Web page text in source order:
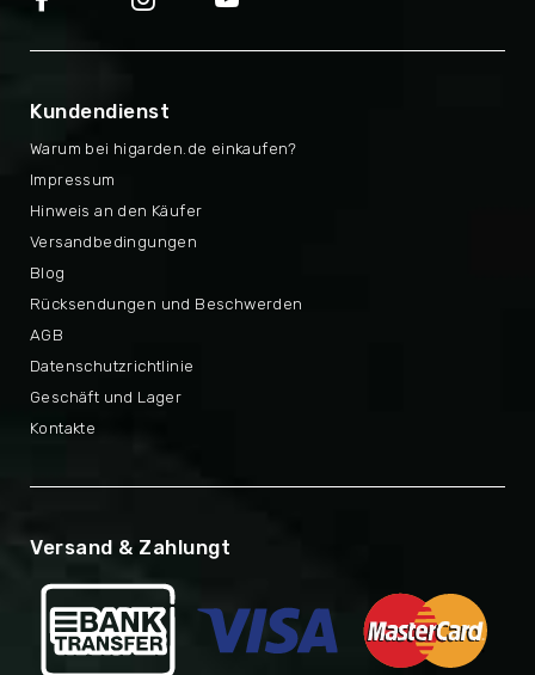
Kundendienst
Warum bei higarden.de einkaufen?
Rücksendungen und Beschwerden
Impressum
AGB
Hinweis an den Käufer
Datenschutzrichtlinie
Versandbedingungen
Geschäft und Lager
Blog
Kontakte
Versand & Zahlungt